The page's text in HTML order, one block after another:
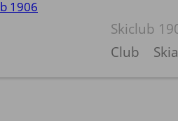
Skiclub
Club